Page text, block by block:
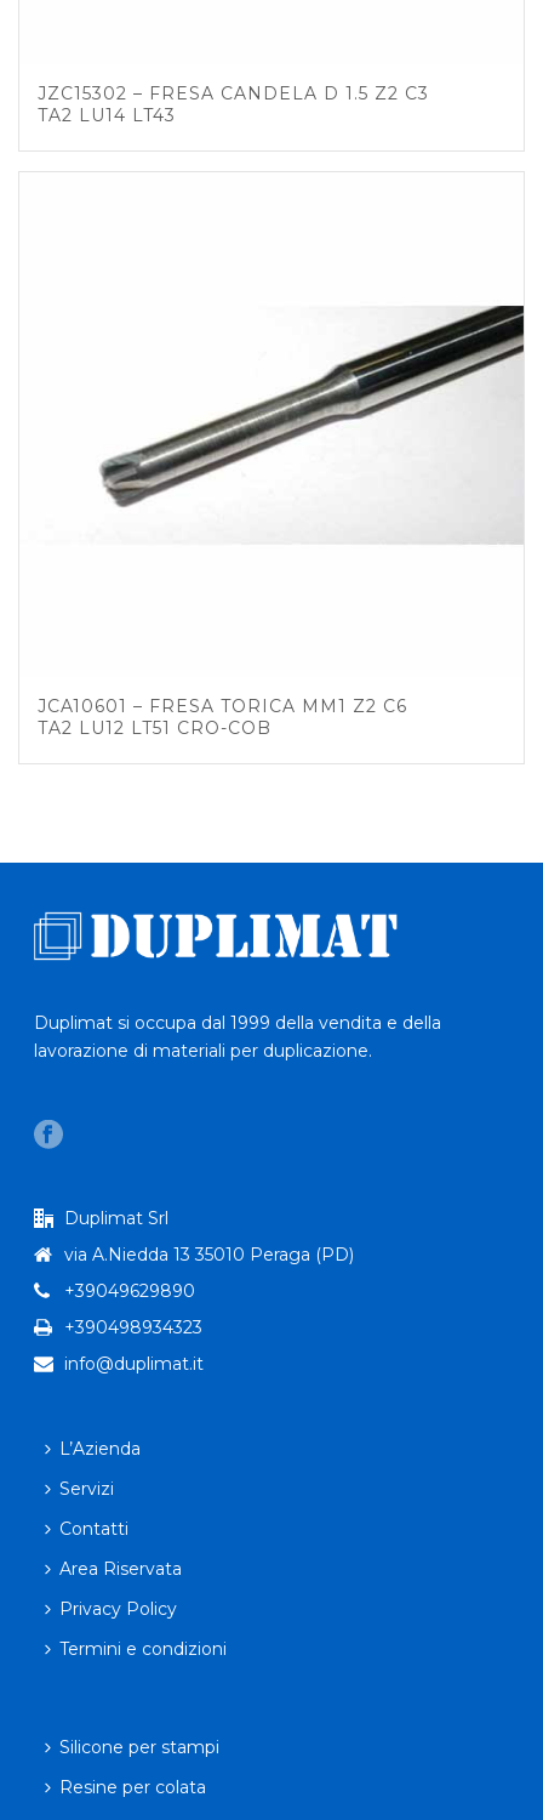
JZC15302 – FRESA CANDELA D 1.5 Z2 C3
TA2 LU14 LT43
JCA10601 – FRESA TORICA MM1 Z2 C6
TA2 LU12 LT51 CRO-COB
Duplimat si occupa dal 1999 della vendita e della
lavorazione di materiali per duplicazione.
Duplimat Srl
via A.Niedda 13 35010 Peraga (PD)
+39049629890
+390498934323
info@duplimat.it
L’Azienda
Servizi
Contatti
Area Riservata
Privacy Policy
Termini e condizioni
Silicone per stampi
Resine per colata